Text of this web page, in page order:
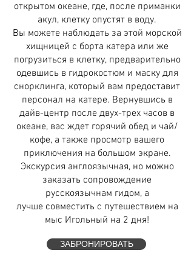
открытом океане, где, после приманки
акул, клетку опустят в воду.
Вы можете наблюдать за этой морской
хищницей с борта катера или же
погрузиться в клетку, предварительно
одевшись в гидрокостюм и маску для
снорклинга, который вам предоставит
персонал на катере. Вернувшись в
дайв-центр после двух-трех часов в
океане, вас ждет горячий обед и чай/
кофе, а также просмотр вашего
приключения на большом экране.
Экскурсия англоязычная, но можно
заказать сопровождение
русскоязычнам гидом, а
лучше совместить с путешествием на
мыс Игольный на 2 дня!
ЗАБРОНИРОВАТЬ